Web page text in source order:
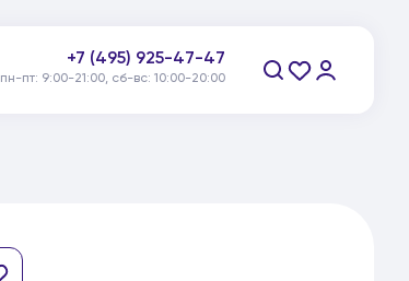
+7 (495) 925-47-47
пн-пт: 9:00-21:00, сб-вс: 10:00-20:00